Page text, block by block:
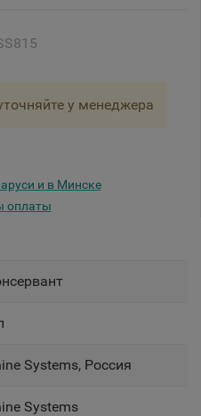
у менеджера
и в Минске
оплаты
Systems, Россия
Systems